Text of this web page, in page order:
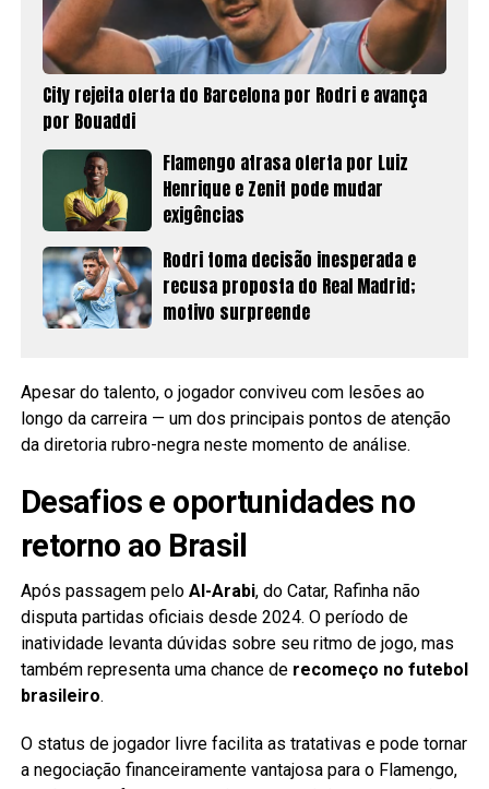
City rejeita oferta do Barcelona por Rodri e avança
por Bouaddi
Flamengo atrasa oferta por Luiz
Henrique e Zenit pode mudar
exigências
Rodri toma decisão inesperada e
recusa proposta do Real Madrid;
motivo surpreende
Apesar do talento, o jogador conviveu com lesões ao
longo da carreira — um dos principais pontos de atenção
da diretoria rubro-negra neste momento de análise.
Desafios e oportunidades no
retorno ao Brasil
Após passagem pelo Al-Arabi, do Catar, Rafinha não
disputa partidas oficiais desde 2024. O período de
inatividade levanta dúvidas sobre seu ritmo de jogo, mas
também representa uma chance de recomeço no futebol
brasileiro.
O status de jogador livre facilita as tratativas e pode tornar
a negociação financeiramente vantajosa para o Flamengo,